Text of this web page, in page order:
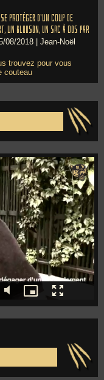
protéger d'un coup de
un blouson, un sac à dos par
08/2018 | Jean-Noël
trouvez pour vous
couteau